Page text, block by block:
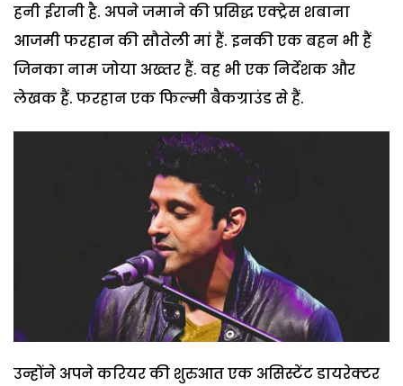
हनी ईरानी है. अपने जमाने की प्रसिद्ध एक्ट्रेस शबाना
आजमी फरहान की सौतेली मां हैं. इनकी एक बहन भी हैं
जिनका नाम जोया अख्तर हैं. वह भी एक निर्देशक और
लेखक हैं. फरहान एक फिल्मी बैकग्राउंड से हैं.
उन्होंने अपने करियर की शुरुआत एक असिस्टेंट डायरेक्टर